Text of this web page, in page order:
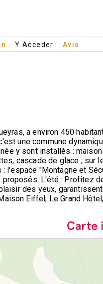
Y Acceder Avis
a environ 450
une commune
y sont installés :
cascade de glace ;
l'espace "Montagne et
L'été : Profitez
des yeux,
Eiffel, Le Grand
Carte